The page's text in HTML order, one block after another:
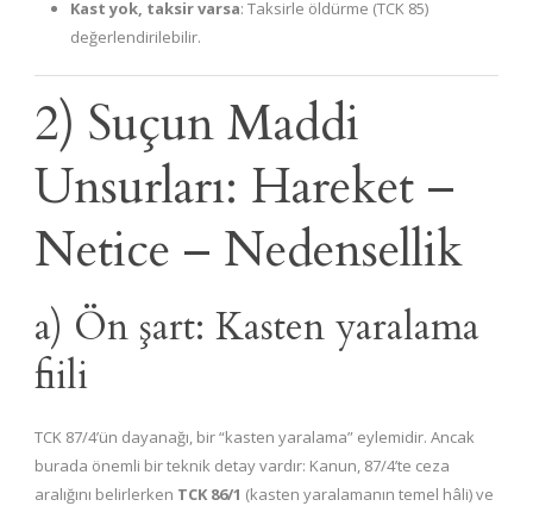
Kast yok, taksir varsa: Taksirle öldürme (TCK 85)
değerlendirilebilir.
2) Suçun Maddi
Unsurları: Hareket –
Netice – Nedensellik
a) Ön şart: Kasten yaralama
fiili
TCK 87/4’ün dayanağı, bir “kasten yaralama” eylemidir. Ancak
burada önemli bir teknik detay vardır: Kanun, 87/4’te ceza
aralığını belirlerken TCK 86/1 (kasten yaralamanın temel hâli) ve